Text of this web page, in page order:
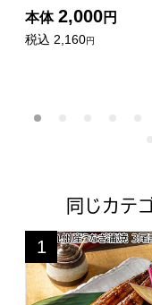
本体 2,000円
税込 2,160円
同じカテ
鰻楽 九州産うな
1
位